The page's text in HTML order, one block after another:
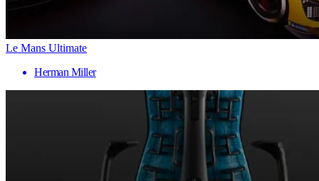
Le Mans Ultimate
Herman Miller